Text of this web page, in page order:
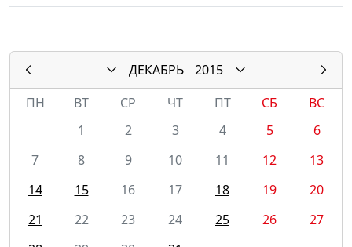
ДЕКАБРЬ
2015
ПН
ВТ СР ЧТ ПТ СБ
ВС
1
2 3 4 5
6
7
8 9 10 11 12
13
14
15 16 17 18 19
20
21
22 23 24 25 26
27